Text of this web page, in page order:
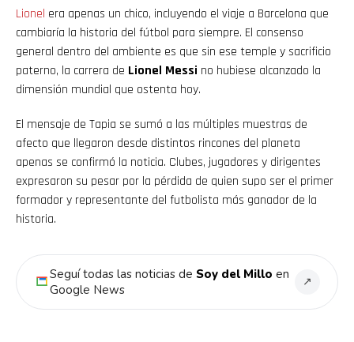
Lionel era apenas un chico, incluyendo el viaje a Barcelona que
cambiaría la historia del fútbol para siempre. El consenso
general dentro del ambiente es que sin ese temple y sacrificio
paterno, la carrera de Lionel Messi no hubiese alcanzado la
dimensión mundial que ostenta hoy.
El mensaje de Tapia se sumó a las múltiples muestras de
afecto que llegaron desde distintos rincones del planeta
apenas se confirmó la noticia. Clubes, jugadores y dirigentes
expresaron su pesar por la pérdida de quien supo ser el primer
formador y representante del futbolista más ganador de la
historia.
Seguí todas las noticias de Soy del Millo en
Google News
↗